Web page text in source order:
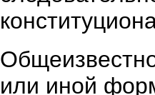
или иной